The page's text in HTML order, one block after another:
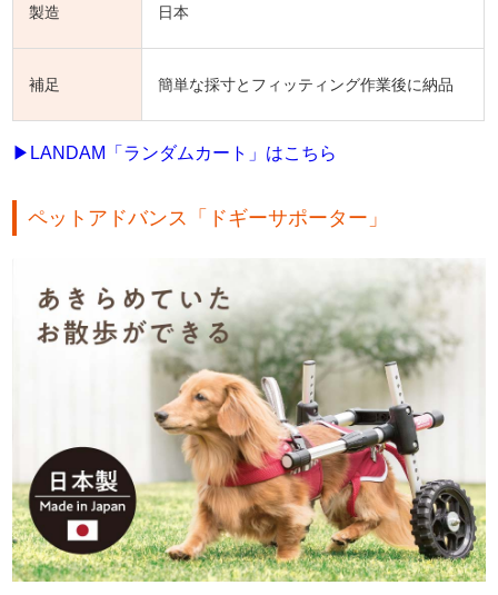
製造 日本
補足 簡単な採寸とフィッティング作業後に納品
▶LANDAM「ランダムカート」はこちら
ペットアドバンス「ドギーサポーター」